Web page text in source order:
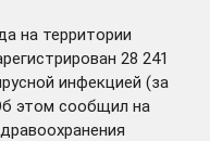
на территории
28 241
инфекцией (за
этом сообщил на